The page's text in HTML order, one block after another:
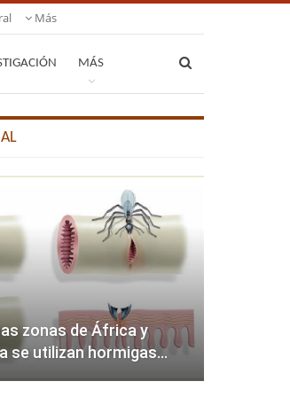
Más
MÁS
zonas de África y
se utilizan hormigas…